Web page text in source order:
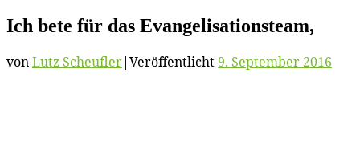
Ich be­te für das Evangelisationsteam,
vonLutz Scheufler|Veröffentlicht9. September 2016